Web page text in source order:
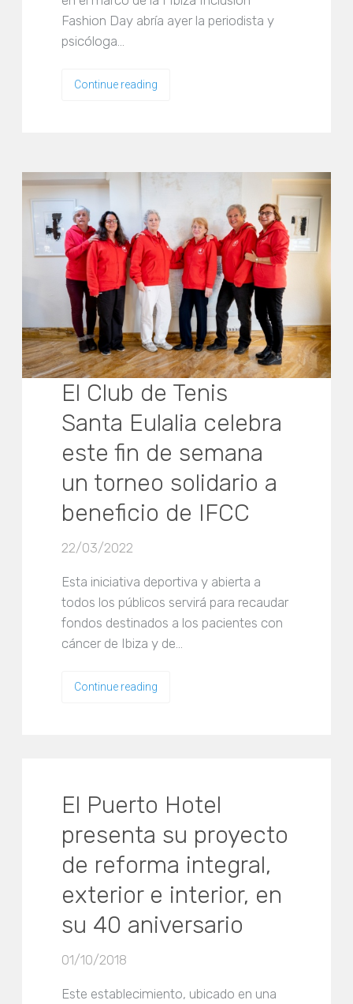
Fashion Day abría ayer la periodista y
psicóloga…
Continue reading
El Club de Tenis
Santa Eulalia celebra
este fin de semana
un torneo solidario a
beneficio de IFCC
22/03/2022
Esta iniciativa deportiva y abierta a
todos los públicos servirá para recaudar
fondos destinados a los pacientes con
cáncer de Ibiza y de…
Continue reading
El Puerto Hotel
presenta su proyecto
de reforma integral,
exterior e interior, en
su 40 aniversario
01/10/2018
Este establecimiento, ubicado en una